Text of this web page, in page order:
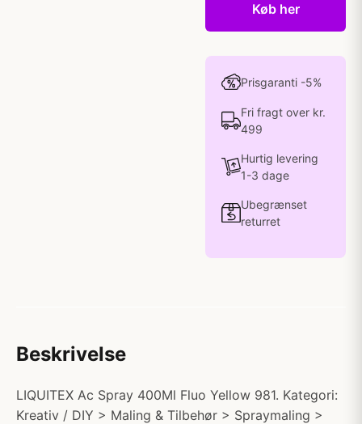
Køb her
Prisgaranti -5%
Fri fragt over kr.
499
Hurtig levering
1-3 dage
Ubegrænset
returret
Beskrivelse
LIQUITEX Ac Spray 400Ml Fluo Yellow 981. Kategori:
Kreativ / DIY > Maling & Tilbehør > Spraymaling >